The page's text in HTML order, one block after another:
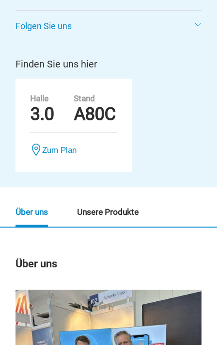
Folgen Sie uns
Finden Sie uns hier
Halle
3.0
Stand
A80C
Zum Plan
Über uns
Über uns Unsere Produkte